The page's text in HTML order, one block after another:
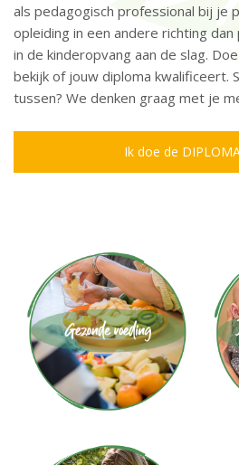
als pedagogisch professional bij je
opleiding in een andere richting
in de kinderopvang aan de slag.
bekijk of jouw diploma kwalificeert.
tussen? We denken graag met je
Ik doe de